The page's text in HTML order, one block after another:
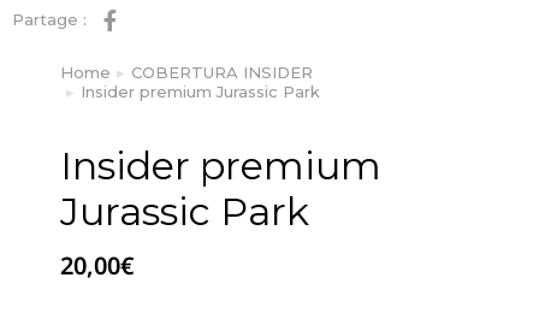
Partage :
You are here:
Home
COBERTURA INSIDER
Insider premium Jurassic Park
Insider premium
Jurassic Park
20,00€